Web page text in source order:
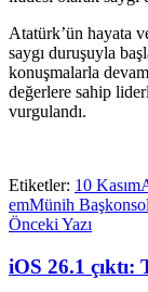
Atatürk’ün hayata
saygı duruşuyla
konuşmalarla
değerlere sahip
vurgulandı.
Etiketler: 10 Kasım
emMünih
Önceki Yazı
iOS 26.1